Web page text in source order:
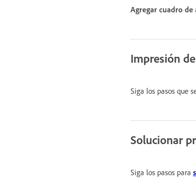
Agregar cuadro de
Impresión
Siga los pasos que
Solucionar
Siga los pasos para